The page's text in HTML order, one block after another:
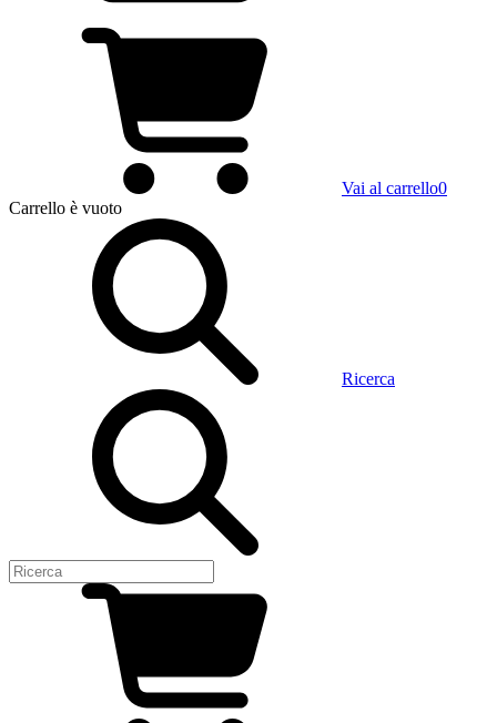
Vai al carrello0
Carrello è vuoto
Ricerca